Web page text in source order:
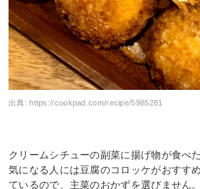
出典: https://cookpad.com/recipe/5985281
クリームシチューの副菜に揚げ物が食べ
気になる人には豆腐のコロッケがおすす
ているので、主菜のおかずを選びません